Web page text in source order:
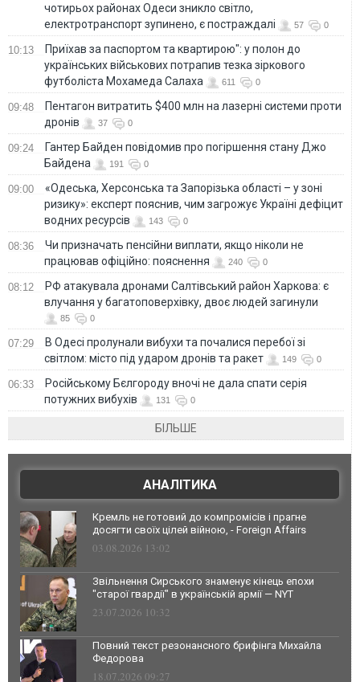
чотирьох районах Одеси зникло світло,
електротранспорт зупинено, є постраждалі
57 0
10:13
Приїхав за паспортом та квартирою": у полон до
українських військових потрапив тезка зіркового
футболіста Мохамеда Салаха
611 0
09:48
Пентагон витратить $400 млн на лазерні системи проти
дронів
37 0
09:24
Гантер Байден повідомив про погіршення стану Джо
Байдена
191 0
09:00
«Одеська, Херсонська та Запорізька області – у зоні
ризику»: експерт пояснив, чим загрожує Україні дефіцит
водних ресурсів
143 0
08:36
Чи призначать пенсійни виплати, якщо ніколи не
працював офіційно: пояснення
240 0
08:12
РФ атакувала дронами Салтівський район Харкова: є
влучання у багатоповерхівку, двоє людей загинули
85 0
07:29
В Одесі пролунали вибухи та почалися перебої зі
світлом: місто під ударом дронів та ракет
149 0
06:33
Російському Бєлгороду вночі не дала спати серія
потужних вибухів
131 0
БІЛЬШЕ
АНАЛІТИКА
Кремль не готовий до компромісів і прагне
досягти своїх цілей війною, - Foreign Affairs
03.08.2026 13:02
Звільнення Сирського знаменує кінець епохи
"старої гвардії" в українській армії — NYT
23.07.2026 10:32
Повний текст резонансного брифінга Михайла
Федорова
18.07.2026 09:27